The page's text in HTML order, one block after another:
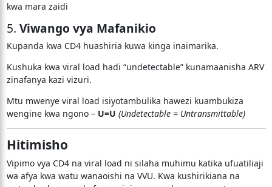
kwa mara zaidi
5. Viwango vya Mafanikio
Kupanda kwa CD4 huashiria kuwa kinga inaimarika.
Kushuka kwa viral load hadi “undetectable” kunamaanisha ARV
zinafanya kazi vizuri.
Mtu mwenye viral load isiyotambulika hawezi kuambukiza
wengine kwa ngono – U=U (Undetectable = Untransmittable)
Hitimisho
Vipimo vya CD4 na viral load ni silaha muhimu katika ufuatiliaji
wa afya kwa watu wanaoishi na VVU. Kwa kushirikiana na